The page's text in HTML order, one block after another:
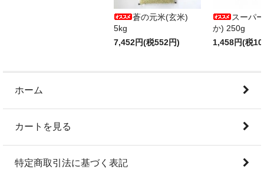
蒼の元米(玄米)
5kg
7,452円(税552円)
スーパ
か) 250g
1,458円(税
ホーム
カートを見る
特定商取引法に基づく表記